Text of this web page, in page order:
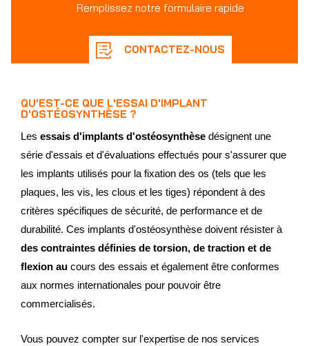
Remplissez notre formulaire rapide
CONTACTEZ-NOUS
QU'EST-CE QUE L'ESSAI D'IMPLANT
D'OSTÉOSYNTHÈSE ?
Les essais d'implants d'ostéosynthèse désignent une
série d'essais et d'évaluations effectués pour s'assurer que
les implants utilisés pour la fixation des os (tels que les
plaques, les vis, les clous et les tiges) répondent à des
critères spécifiques de sécurité, de performance et de
durabilité. Ces implants d'ostéosynthèse doivent résister à
des contraintes définies de torsion, de traction et de
flexion au cours des essais et également être conformes
aux normes internationales pour pouvoir être
commercialisés.
Vous pouvez compter sur l'expertise de nos services